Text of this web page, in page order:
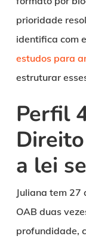
prioridade
identifica com
estudos para
estruturar
Perfil
a lei
Juliana tem 27
OAB duas
profundidade,